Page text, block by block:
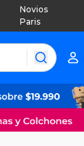
Novios
Paris